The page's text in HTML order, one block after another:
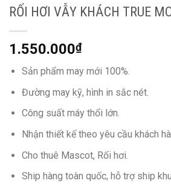
RỐI HƠI VẪY KHÁCH TRUE
1.550.000₫
Sản phẩm may mới 100%.
Đường may kỹ, hình in sắc nét.
Công suất máy thổi lớn.
Nhận thiết kế theo yêu cầu khách
Cho thuê Mascot, Rối hơi.
Ship hàng toàn quốc, hỗ trợ ship